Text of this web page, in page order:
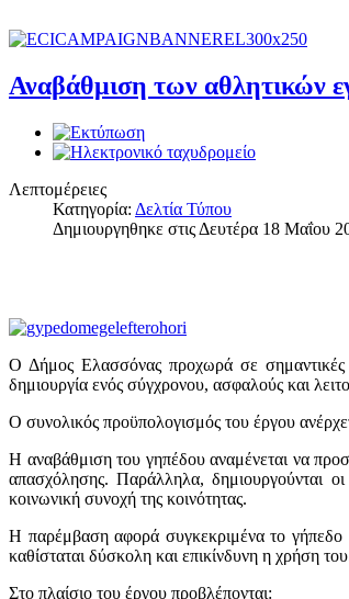
Αναβάθμιση των αθλητικών
Λεπτομέρειες
Κατηγορία: Δελτία Τύπου
Δημιουργηθηκε στις Δευτέρα 18 Μαΐου
Ο Δήμος Ελασσόνας προχωρά σε σημαντικές
δημιουργία ενός σύγχρονου, ασφαλούς και
Ο συνολικός προϋπολογισμός του έργου
Η αναβάθμιση του γηπέδου αναμένεται να
απασχόλησης. Παράλληλα, δημιουργούνται
κοινωνική συνοχή της κοινότητας.
Η παρέμβαση αφορά συγκεκριμένα το γήπεδο
καθίσταται δύσκολη και επικίνδυνη η χρήση
Στο πλαίσιο του έργου προβλέπονται: